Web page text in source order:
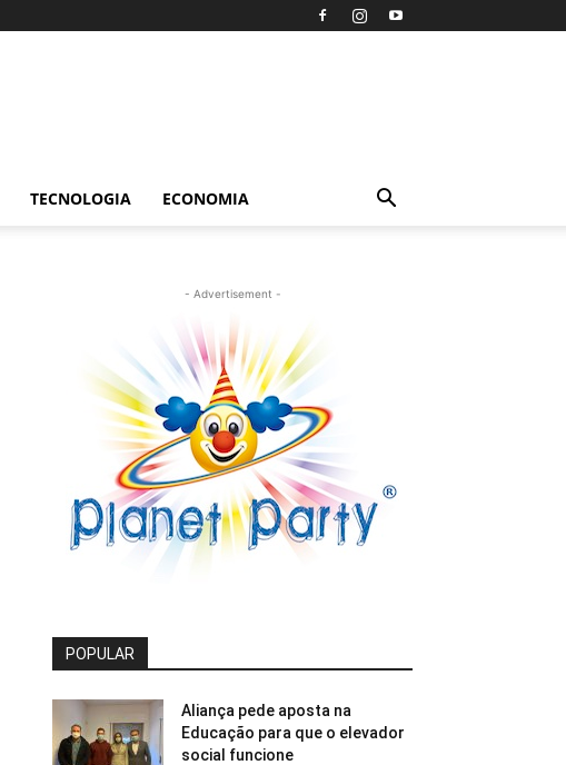
TECNOLOGIA ECONOMIA
- Advertisement -
POPULAR
Aliança pede aposta na
Educação para que o elevador
social funcione